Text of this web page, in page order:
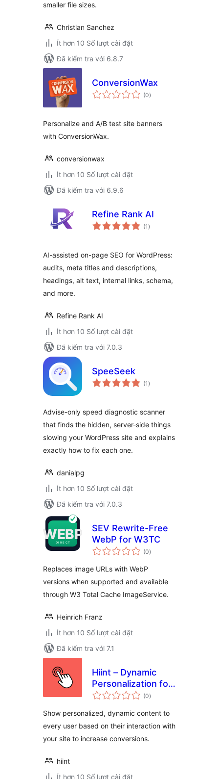
smaller file sizes.
Christian Sanchez
Ít hơn 10 Số lượt cài đặt
Đã kiểm tra với 6.8.7
ConversionWax
(0tổng
đánh
)
Personalize and A/B test site banners
with ConversionWax.
conversionwax
Ít hơn 10 Số lượt cài đặt
Đã kiểm tra với 6.9.6
Refine Rank AI
(1 tổng
đánh
)
AI-assisted on-page SEO for WordPress:
audits, meta titles and descriptions,
headings, alt text, internal links, schema,
and more.
Refine Rank AI
Ít hơn 10 Số lượt cài đặt
Đã kiểm tra với 7.0.3
SpeeSeek
(1 tổng
đánh
)
Advise-only speed diagnostic scanner
that finds the hidden, server-side things
slowing your WordPress site and explains
exactly how to fix each one.
danialpg
Ít hơn 10 Số lượt cài đặt
Đã kiểm tra với 7.0.3
SEV Rewrite-Free
WebP for W3TC
(0tổng
đánh
)
Replaces image URLs with WebP
versions when supported and available
through W3 Total Cache ImageService.
Heinrich Franz
Ít hơn 10 Số lượt cài đặt
Đã kiểm tra với 7.1
Hiint – Dynamic
Personalization for
Woocommerce
(0tổng
đánh
)
Show personalized, dynamic content to
every user based on their interaction with
your site to increase conversions.
hiint
Ít hơn 10 Số lượt cài đặt